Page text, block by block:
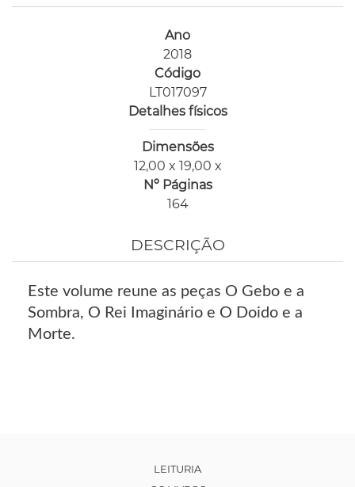
Ano
2018
Código
LT017097
Detalhes físicos
Dimensões
12,00 x 19,00 x
Nº Páginas
164
DESCRIÇÃO
Este volume reune as peças O Gebo e a
Sombra, O Rei Imaginário e O Doido e a
Morte.
LEITURIA